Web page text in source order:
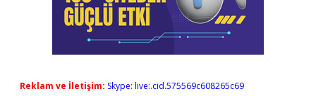
Reklam ve İletişim: Skype: live:.cid.575569c608265c69